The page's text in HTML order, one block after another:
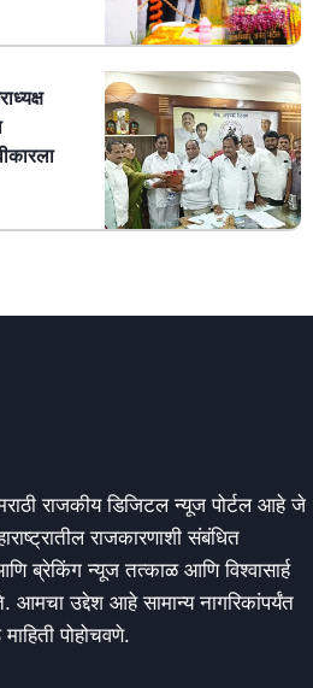
राजकीय डिजिटल न्यूज पोर्टल आहे जे
राजकारणाशी संबंधित
ब्रेकिंग न्यूज तत्काळ आणि विश्वासार्ह
आमचा उद्देश आहे सामान्य नागरिकांपर्यंत
पोहोचवणे.